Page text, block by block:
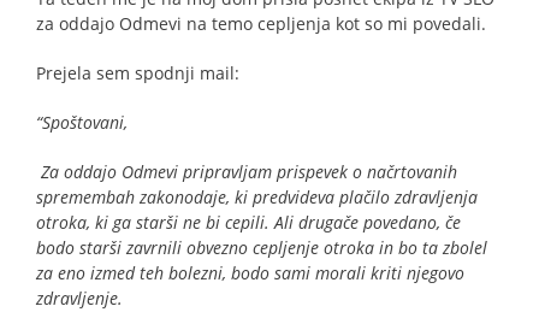
za oddajo Odmevi na temo cepljenja kot so mi povedali.
Prejela sem spodnji mail:
“Spoštovani,
Za oddajo Odmevi pripravljam prispevek o načrtovanih
spremembah zakonodaje, ki predvideva plačilo zdravljenja
otroka, ki ga starši ne bi cepili. Ali drugače povedano, če
bodo starši zavrnili obvezno cepljenje otroka in bo ta zbolel
za eno izmed teh bolezni, bodo sami morali kriti njegovo
zdravljenje.